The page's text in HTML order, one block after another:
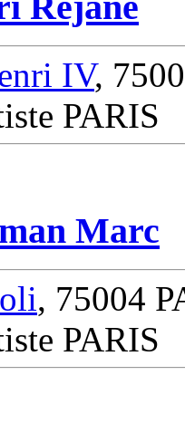
IV,
PARIS
Marc
, 75004
PARIS